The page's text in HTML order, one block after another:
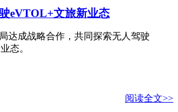
eVTOL+文旅新业态
达成战略合作，共同探索无人驾驶
态。
阅读全文>>